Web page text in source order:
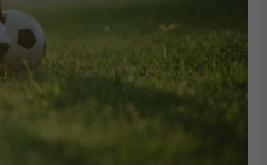
personalizados
Broadcast